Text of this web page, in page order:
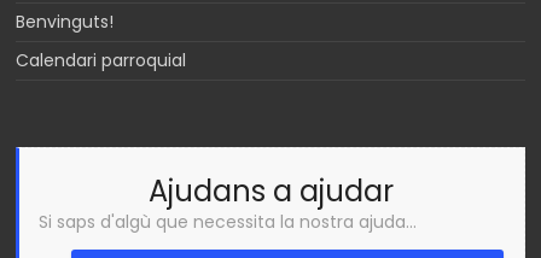
Benvinguts!
Calendari parroquial
Ajudans a ajudar
Si saps d'algù que necessita la nostra ajuda...